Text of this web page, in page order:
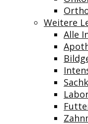
Weitere
Alle